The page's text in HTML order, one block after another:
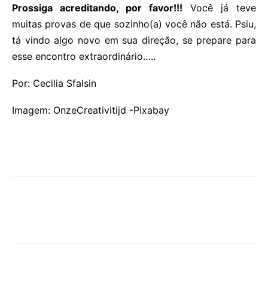
Prossiga acreditando, por favor!!! Você já teve
muitas provas de que sozinho(a) você não está. Psiu,
tá vindo algo novo em sua direção, se prepare para
esse encontro extraordinário…..
Por: Cecilia Sfalsin
Imagem: OnzeCreativitijd -Pixabay